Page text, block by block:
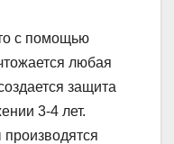
с помощью
любая
защита
3-4 лет.